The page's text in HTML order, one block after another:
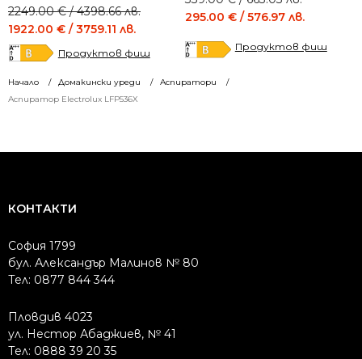
Начало Домакински уреди
Аспиратори
Аспиратор Electrolux LFP536X
2249.00€/ 4398.66 лв.
Original
price
was:
2249.00 €
/
4398.66 лв..
1922.00 € / 3759.11 лв.
Current
price
is:
1922.00 €
/
3759.11 лв..
Продуктов фиш
price
339.00 €
663.03 лв..
295.00 € / 576.97 лв.
price
295.00 €
576.97 лв..
Продуктов фиш
КОНТАКТИ
София 1799
бул. Александър Малинов № 80
Тел: 0877 844 344
Пловдив 4023
ул. Нестор Абаджиев, № 41
Тел: 0888 39 20 35